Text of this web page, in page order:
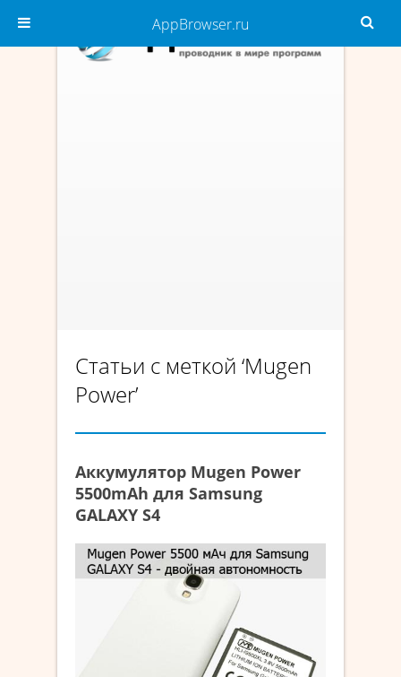
Статьи с меткой ‘Mugen
Power’
Аккумулятор Mugen Power
5500mAh для Samsung
GALAXY S4
AppBrowser.ru